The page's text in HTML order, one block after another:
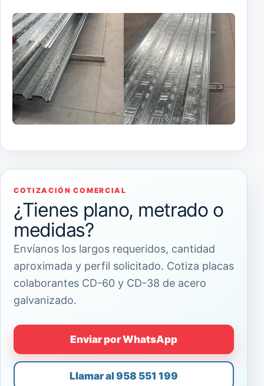
COTIZACIÓN COMERCIAL
¿Tienes plano, metrado o
medidas?
Envíanos los largos requeridos, cantidad
aproximada y perfil solicitado. Cotiza placas
colaborantes CD-60 y CD-38 de acero
galvanizado.
Enviar por WhatsApp
Llamar al 958 551 199